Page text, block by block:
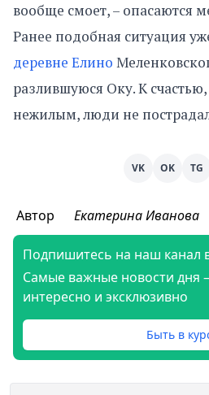
вообще смоет, – опасаются
Ранее подобная ситуация
деревне Елино
разлившуюся Оку. К
нежилым, люди не
VK OK TG
Автор Екатерина Иванова
Подпишитесь на наш канал
Самые важные новости дня
интересно и эксклюзивно
Быть в